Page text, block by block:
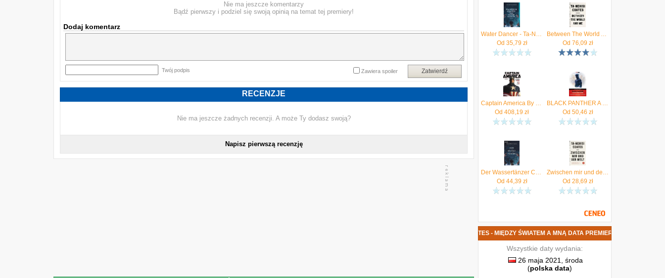
na wybitny esej o kraju i rasie.
Międzyświatem i mnąto już współczesna klasyka, wydawniczy fenomen, który
Nie ma jeszcze komentarzy
Bądź pierwszy i podziel się swoją opinią na temat tej premiery!
Dodaj komentarz
Twój podpis Zatwierdź
Zawiera spoiler
RECENZJE
Nie ma jeszcze żadnych recenzji. A może Ty dodasz swoją?
Napisz pierwszą recenzję
Water Dancer - Ta-Nehisi Coates
Od 35,79 zł
Between The World And Me
Od 76,09 zł
Captain America By Ta-nehisi Coates Omnibus Coates, Ta-Nehisi
Od 408,19 zł
BLACK PANTHER A NATION UNDER OUR FEET
Od 50,46 zł
Der Wassertänzer Coates, Ta-Nehisi
Od 44,39 zł
Zwischen mir und der Welt (Coates Ta-Nehisi)(niemiecki)
Od 28,69 zł
NOWA KSIĄŻKA TA-NEHISI COATES - MIĘDZY ŚWIATEM A MNĄ DATA PREMIERY
Wszystkie daty wydania:
26 maja 2021, środa
(polska data)